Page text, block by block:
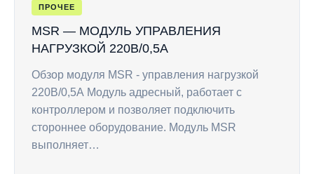
ПРОЧЕЕ
MSR — МОДУЛЬ УПРАВЛЕНИЯ
НАГРУЗКОЙ 220В/0,5А
Обзор модуля MSR - управления нагрузкой
220В/0,5А Модуль адресный, работает c
контроллером и позволяет подключить
стороннее оборудование. Модуль MSR
выполняет…